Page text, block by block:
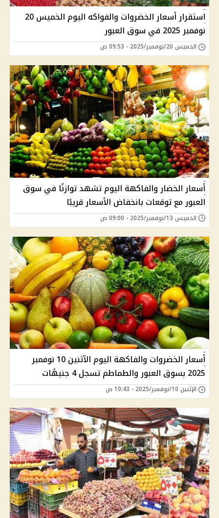
استقرار أسعار الخضروات والفواكه اليوم الخميس 20
نوفمبر 2025 في سوق العبور
الخميس 20/نوفمبر/2025 - 09:53 ص
أسعار الخضار والفاكهة اليوم تشهد توازنًا في سوق
العبور مع توقعات بانخفاض الأسعار قريبًا
الخميس 13/نوفمبر/2025 - 09:00 ص
أسعار الخضروات والفاكهة اليوم الآثنين 10 نوفمبر
2025 بسوق العبور والطماطم تسجل 4 جنيهًات
الإثنين 10/نوفمبر/2025 - 10:43 ص